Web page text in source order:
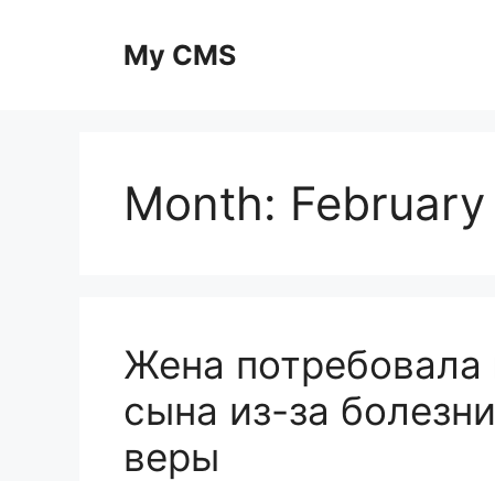
My CMS
Month:
Жена потребовала
сына из-за
веры